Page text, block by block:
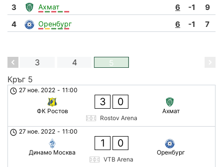
3
Ахмат 6 -1
9
4
Оренбург 6 -1 7
3 4
5
Кръг 5
27 ное. 2022 - 11:00
ФК Ростов
3 0
Ахмат
Rostov Arena
27 ное. 2022 - 11:00
Динамо Москва
1 0
Оренбург
VTB Arena